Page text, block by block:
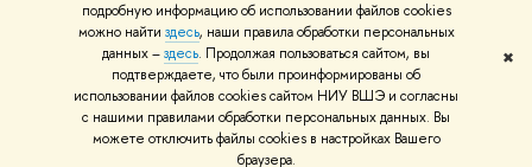
подробную информацию об использовании файлов cookies
можно найти здесь, наши правила обработки персональных
данных –здесь. Продолжая пользоваться сайтом, вы
подтверждаете, что были проинформированы об
использовании файлов cookies сайтом НИУ ВШЭ и согласны
с нашими правилами обработки персональных данных. Вы
можете отключить файлы cookies в настройках Вашего
браузера.
✖
© НИУ ВШЭ 1993–2026
Адреса и контакты
Условия использования материалов
Политика конфиденциальности
Правила применения рекомендательных технологий в НИУ ВШЭ
Карта сайта